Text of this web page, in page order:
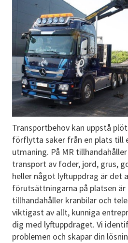
Transportbehov kan uppstå
förflytta saker från en plats till
utmaning. På MR
transport av foder, jord, grus,
heller något lyftuppdrag är det
förutsättningarna på platsen är
tillhandahåller kranbilar och
viktigast av allt, kunniga
dig med lyftuppdraget. Vi
problemen och skapar din